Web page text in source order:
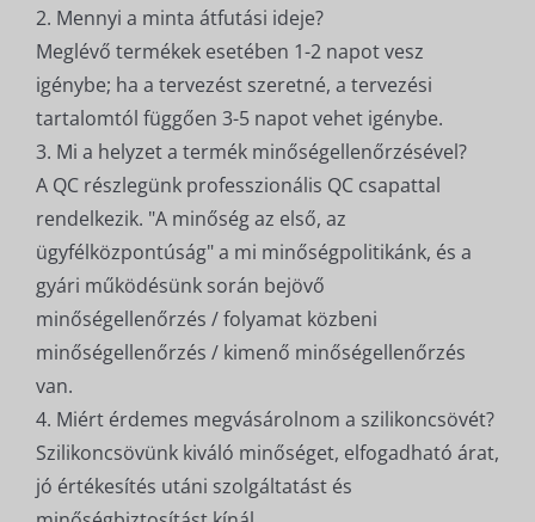
2. Mennyi a minta átfutási ideje?
Meglévő termékek esetében 1-2 napot vesz
igénybe; ha a tervezést szeretné, a tervezési
tartalomtól függően 3-5 napot vehet igénybe.
3. Mi a helyzet a termék minőségellenőrzésével?
A QC részlegünk professzionális QC csapattal
rendelkezik. "A minőség az első, az
ügyfélközpontúság" a mi minőségpolitikánk, és a
gyári működésünk során bejövő
minőségellenőrzés / folyamat közbeni
minőségellenőrzés / kimenő minőségellenőrzés
van.
4. Miért érdemes megvásárolnom a szilikoncsövét?
Szilikoncsövünk kiváló minőséget, elfogadható árat,
jó értékesítés utáni szolgáltatást és